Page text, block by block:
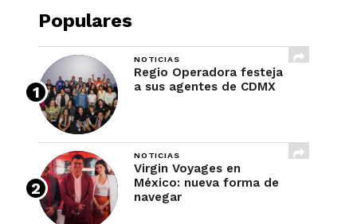
Populares
NOTICIAS
Regio Operadora festeja
a sus agentes de CDMX
NOTICIAS
Virgin Voyages en
México: nueva forma de
navegar